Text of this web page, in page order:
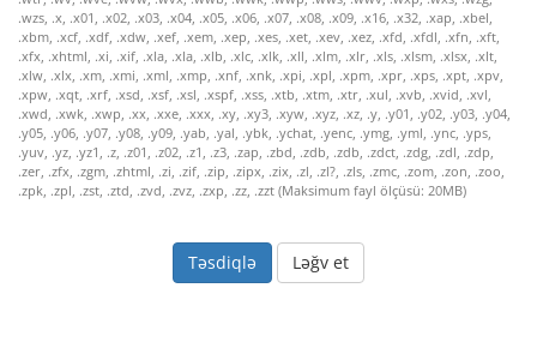
Ləğv et